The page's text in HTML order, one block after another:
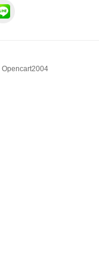
Opencart2004